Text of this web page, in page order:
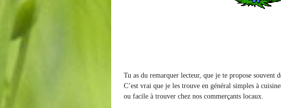
Tu as du remarquer lecteur, que je te propose souvent
C’est vrai que je les trouve en général simples à
ou facile à trouver chez nos commerçants locaux.